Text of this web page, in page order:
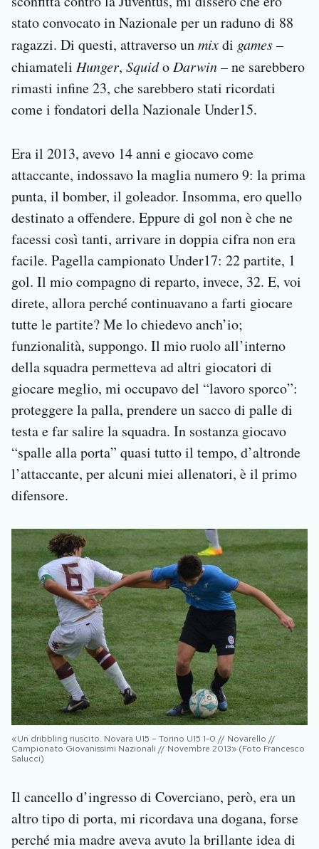
stato convocato in Nazionale per un raduno di 88
ragazzi. Di questi, attraverso unmixdi games–
chiamateli Hunger, Squido Darwin– ne sarebbero
rimasti infine 23, che sarebbero stati ricordati
come i fondatori della Nazionale Under15.
Era il 2013, avevo 14 anni e giocavo come
attaccante, indossavo la maglia numero 9: la prima
punta, il bomber, il goleador. Insomma, ero quello
destinato a offendere. Eppure di gol non è che ne
facessi così tanti, arrivare in doppia cifra non era
facile. Pagella campionato Under17: 22 partite, 1
gol. Il mio compagno di reparto, invece, 32. E, voi
direte, allora perché continuavano a farti giocare
tutte le partite? Me lo chiedevo anch’io;
funzionalità, suppongo. Il mio ruolo all’interno
della squadra permetteva ad altri giocatori di
giocare meglio, mi occupavo del “lavoro sporco”:
proteggere la palla, prendere un sacco di palle di
testa e far salire la squadra. In sostanza giocavo
“spalle alla porta” quasi tutto il tempo, d’altronde
l’attaccante, per alcuni miei allenatori, è il primo
difensore.
«Un dribbling riuscito. Novara U15 – Torino U15 1-0 // Novarello //
Campionato Giovanissimi Nazionali // Novembre 2013» (Foto Francesco
Salucci)
Il cancello d’ingresso di Coverciano, però, era un
altro tipo di porta, mi ricordava una dogana, forse
perché mia madre aveva avuto la brillante idea di